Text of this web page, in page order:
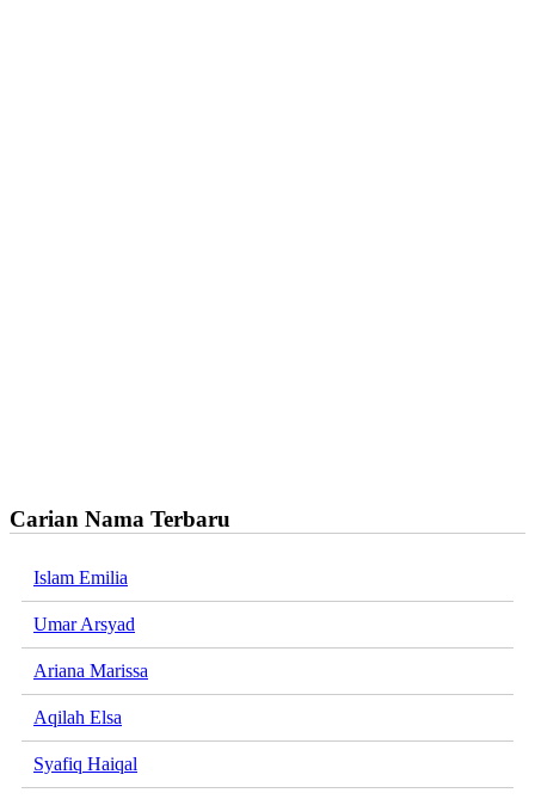
Carian Nama Terbaru
Islam Emilia
Umar Arsyad
Ariana Marissa
Aqilah Elsa
Syafiq Haiqal